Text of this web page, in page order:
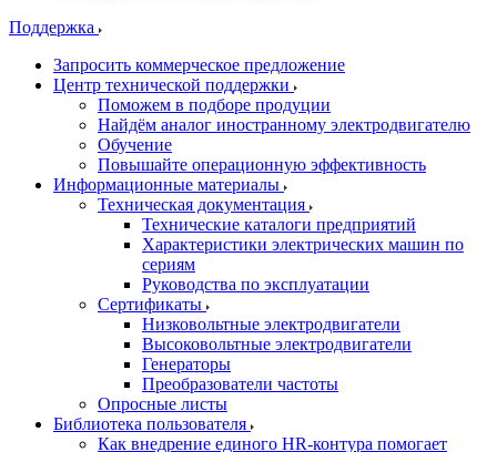
Поддержка
Запросить коммерческое предложение
Центр технической поддержки
Поможем в подборе продуции
Найдём аналог иностранному электродвигателю
Обучение
Повышайте операционную эффективность
Информационные материалы
Техническая документация
Технические каталоги предприятий
Характеристики электрических машин по
сериям
Руководства по эксплуатации
Сертификаты
Низковольтные электродвигатели
Высоковольтные электродвигатели
Генераторы
Преобразователи частоты
Опросные листы
Библиотека пользователя
Как внедрение единого HR-контура помогает